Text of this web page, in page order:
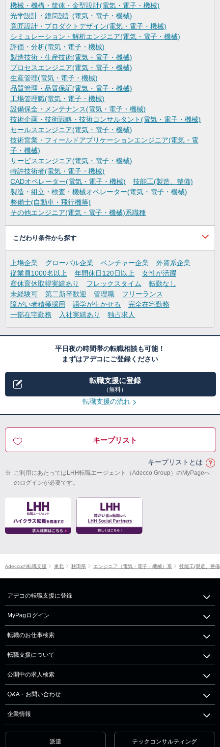
機械・機構・筐体・金型設計(電気・電子・機械)
光学設計・鏡筒設計(電気・電子・機械)
意匠設計・プロダクトデザイン(電気・電子・機械)
シミュレーション・解析エンジニア(電気・電子・機械)
評価・分析(電気・電子・機械)
製造技術・生産技術(電気・電子・機械)
プロセスエンジニア(電気・電子・機械)
生産管理(電気・電子・機械)
品質管理・品質保証(電気・電子・機械)
工場管理職(電気・電子・機械)
設備保全・メンテナンス(電気・電子・機械)
技術企画・技術戦略・技術コンサルタント(電気・電子・機械)
セールスエンジニア(電気・電子・機械)
技術営業・フィールドアプリケーションエンジニア(電気・電
子・機械)
サービスエンジニア(電気・電子・機械)
特許技術者(電気・電子・機械)
CADオペレーター(電気・電子・機械)
技能工(製造、整備)
製造・組立・検査・機械オペレーター(電気・電子・機械)
整備士(自動車・飛行機等)
その他エンジニア(電気・電子・機械)系職種
こだわり条件から探す
上場企業 グローバル企業 ベンチャー企業
外資系企業
従業員1000名以上
年間休日120日以上
女性が活躍
産休育休取得実績あり
フレックスタイム
転勤なし
未経験可
第二新卒歓迎 管理職
フリーランス
障がい者積極採用
語学が生かせる
完全在宅勤務
一部在宅勤務
入社実績あり 独占求人
平日夜の時間帯の転職相談も可能！
まずはアデコにご登録ください
転職支援に登録
（無料）
転職支援の流れ
キープリスト
キープリストとは
※ ご利用にあたってはLHH転職エージェント（Adecco Group）のMyPageへ
のログインが必要です。
Adeccoの転職支援 東北 秋田県 エンジニア（電気・電子・機械）系 技能工(製造、整
アデコの転職支援に登録
MyPagログイン
転職のお仕事検索
転職支援について
公開中の求人検索
Q&A・お問い合わせ
企業情報
派遣 テックコンサルティング